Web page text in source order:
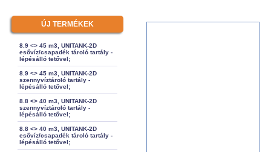
ÚJ TERMÉKEK
8.9 <> 45 m3, UNITANK-2D
esővíz/csapadék tároló tartály -
lépésálló tetővel;
8.9 <> 45 m3, UNITANK-2D
szennyvíztároló tartály -
lépésálló tetővel;
8.8 <> 40 m3, UNITANK-2D
szennyvíztároló tartály -
lépésálló tetővel;
8.8 <> 40 m3, UNITANK-2D
esővíz/csapadék tároló tartály -
lépésálló tetővel;